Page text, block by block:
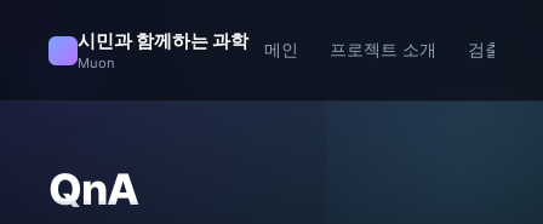
시민과 함께하는 과학
Muon
메인 프로젝트 소개 검출기
QnA